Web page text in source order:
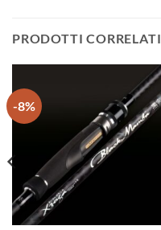
PRODOTTI CORRELATI
-8%